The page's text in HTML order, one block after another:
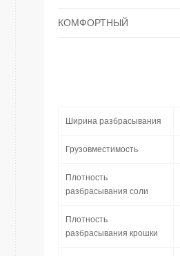
КОМФОРТНЫЙ
Ширина разбрасывания
Грузовместимость
Плотность
разбрасывания соли
Плотность
разбрасывания крошки